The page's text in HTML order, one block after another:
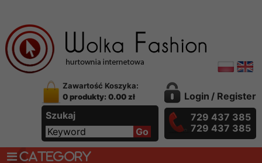
Zawartość Koszyka:
0 produkty: 0.00 zł
Szukaj
Login / Register
729 437 385
729 437 385
CATEGORY